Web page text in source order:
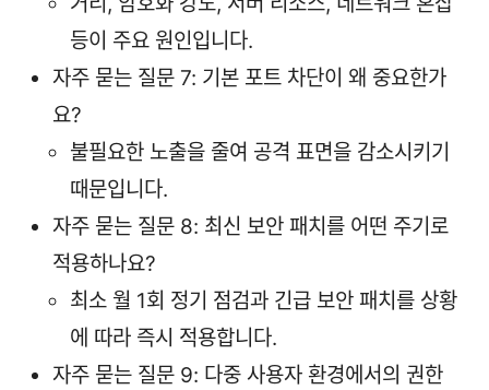
등이 주요 원인입니다.
자주 묻는 질문 7: 기본 포트 차단이 왜 중요한가
요?
불필요한 노출을 줄여 공격 표면을 감소시키기
때문입니다.
자주 묻는 질문 8: 최신 보안 패치를 어떤 주기로
적용하나요?
최소 월 1회 정기 점검과 긴급 보안 패치를 상황
에 따라 즉시 적용합니다.
자주 묻는 질문 9: 다중 사용자 환경에서의 권한